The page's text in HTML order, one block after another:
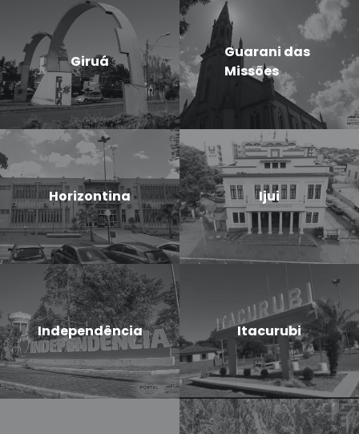
Giruá
Guarani das
Missões
Horizontina Ijui
Independência Itacurubi